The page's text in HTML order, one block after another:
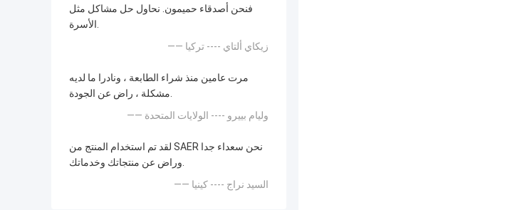
فنحن أصدقاء حميمون. نحاول حل مشاكل مثل
الأسرة.
—— زيكاي ألتاي ---- تركيا
مرت عامين منذ شراء الطابعة ، ونادرا ما لديه
مشكلة ، راض عن الجودة.
—— وليام بييرو ---- الولايات المتحدة
لقد تم استخدام المنتج من SAER نحن سعداء جدا
وراض عن منتجاتك وخدماتك.
—— السيد نراج ---- كينيا